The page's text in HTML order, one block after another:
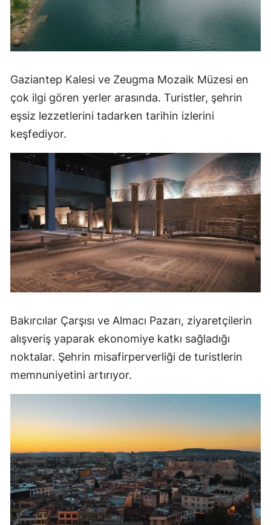
Gaziantep Kalesi ve Zeugma Mozaik Müzesi en
çok ilgi gören yerler arasında. Turistler, şehrin
eşsiz lezzetlerini tadarken tarihin izlerini
keşfediyor.
Bakırcılar Çarşısı ve Almacı Pazarı, ziyaretçilerin
alışveriş yaparak ekonomiye katkı sağladığı
noktalar. Şehrin misafirperverliği de turistlerin
memnuniyetini artırıyor.